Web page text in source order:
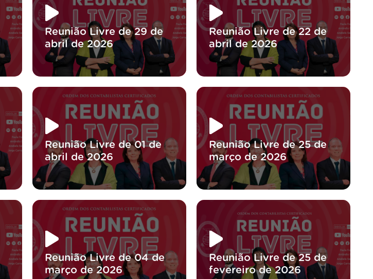
Reunião Livre de 29 de
abril de 2026
Reunião Livre de 22 de
abril de 2026
Reunião Livre de 01 de
abril de 2026
Reunião Livre de 25 de
março de 2026
Reunião Livre de 04 de
março de 2026
Reunião Livre de 25 de
fevereiro de 2026